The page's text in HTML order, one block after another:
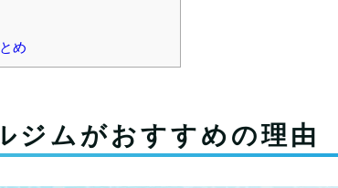
め
ジムがおすすめの理由